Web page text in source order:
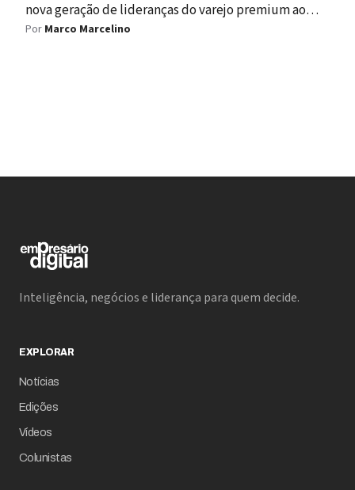
nova geração de lideranças do varejo premium ao
retornar à empresa em um momento de virada: o
Por Marco Marcelino
Inteligência, negócios e liderança para quem decide.
EXPLORAR
Notícias
Edições
Vídeos
Colunistas